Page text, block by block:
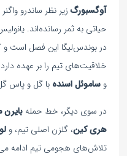
آوگسبورگزیر نظر ساندرو
حیاتی به ثمر رسانده‌اند.
در بوندس‌لیگا این فصل است
خلاقیت‌های تیم را بر عهده
وساموئل اسنده با گل و پاس
در سوی دیگر، خط حمله
هری کین، گلزن اصلی تیم، و
تلاش‌های هجومی تیم ادامه